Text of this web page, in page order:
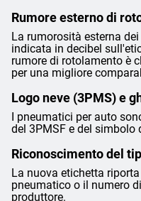
Rumore esterno di
La rumorosità esterna
indicata in decibel
rumore di rotolamento è
per una migliore
Logo neve (3PMS) e
I pneumatici per auto
del 3PMSF e del simbolo
Riconoscimento del
La nuova etichetta
pneumatico o il numero
produttore.